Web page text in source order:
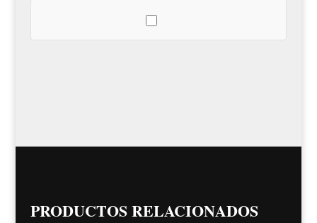
cantidad
PRODUCTOS RELACIONADOS